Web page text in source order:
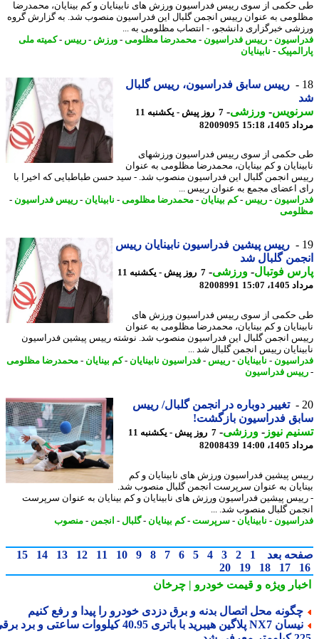
از سوی رییس فدراسیون ورزش های نابینایان و کم بینایان، محمدرضا
به عنوان رییس انجمن گلبال این فدراسیون منصوب شد. به گزارش گروه
خبرگزاری دانشجو، - انتصاب مظلومی به ...
-رییس فدراسیون-محمدرضا مظلومی-ورزش -رییس -کمیته ملی
-نابینایان
رییس سابق فدراسیون، رییس گلبال
-ورزشی-
7 روز پیش - یکشنبه 11
15:18
82009095
حکمی از سوی رییس فدراسیون ورزشهای
و کم بینایان، محمدرضا مظلومی به عنوان
انجمن گلبال این فدراسیون منصوب شد. - سید حسن طباطبایی که اخیرا با
اعضای مجمع به عنوان رییس ...
-رییس -کم بینایان-محمدرضا مظلومی-نابینایان-رییس فدراسیون-
رییس پیشین فدراسیون نابینایان رییس
گلبال شد
فوتبال-ورزشی-
7 روز پیش - یکشنبه 11
15:07
82008991
حکمی از سوی رییس فدراسیون ورزش های
و کم بینایان، محمدرضا مظلومی به عنوان
انجمن گلبال این فدراسیون منصوب شد. نوشته رییس پیشین فدراسیون
رییس انجمن گلبال شد ...
-نابینایان-رییس -فدراسیون نابینایان-کم بینایان-محمدرضا مظلومی
فدراسیون
تغییر دوباره در انجمن گلبال/ رییس
فدراسیون بازگشت!
نیوز-ورزشی-
7 روز پیش - یکشنبه 11
14:00
82008439
پیشین فدراسیون ورزش های نابینایان و کم
به عنوان سرپرست انجمن گلبال منصوب شد.
پیشین فدراسیون ورزش های نابینایان و کم بینایان به عنوان سرپرست
گلبال منصوب شد. ...
-نابینایان-سرپرست -کم بینایان-گلبال-انجمن-منصوب
بعد 1
2
3
4
5
6
7
8
9
10
11
12
13
14
15
17
18
19
20
ویژهو قیمت خودرو | چرخان
محل اتصال بدنه و برق دزدی خودرو را پیدا و رفع کنیم
نیسان NX7 پلاگین هیبرید با باتری 40.95 کیلووات ساعتی و برد برقی